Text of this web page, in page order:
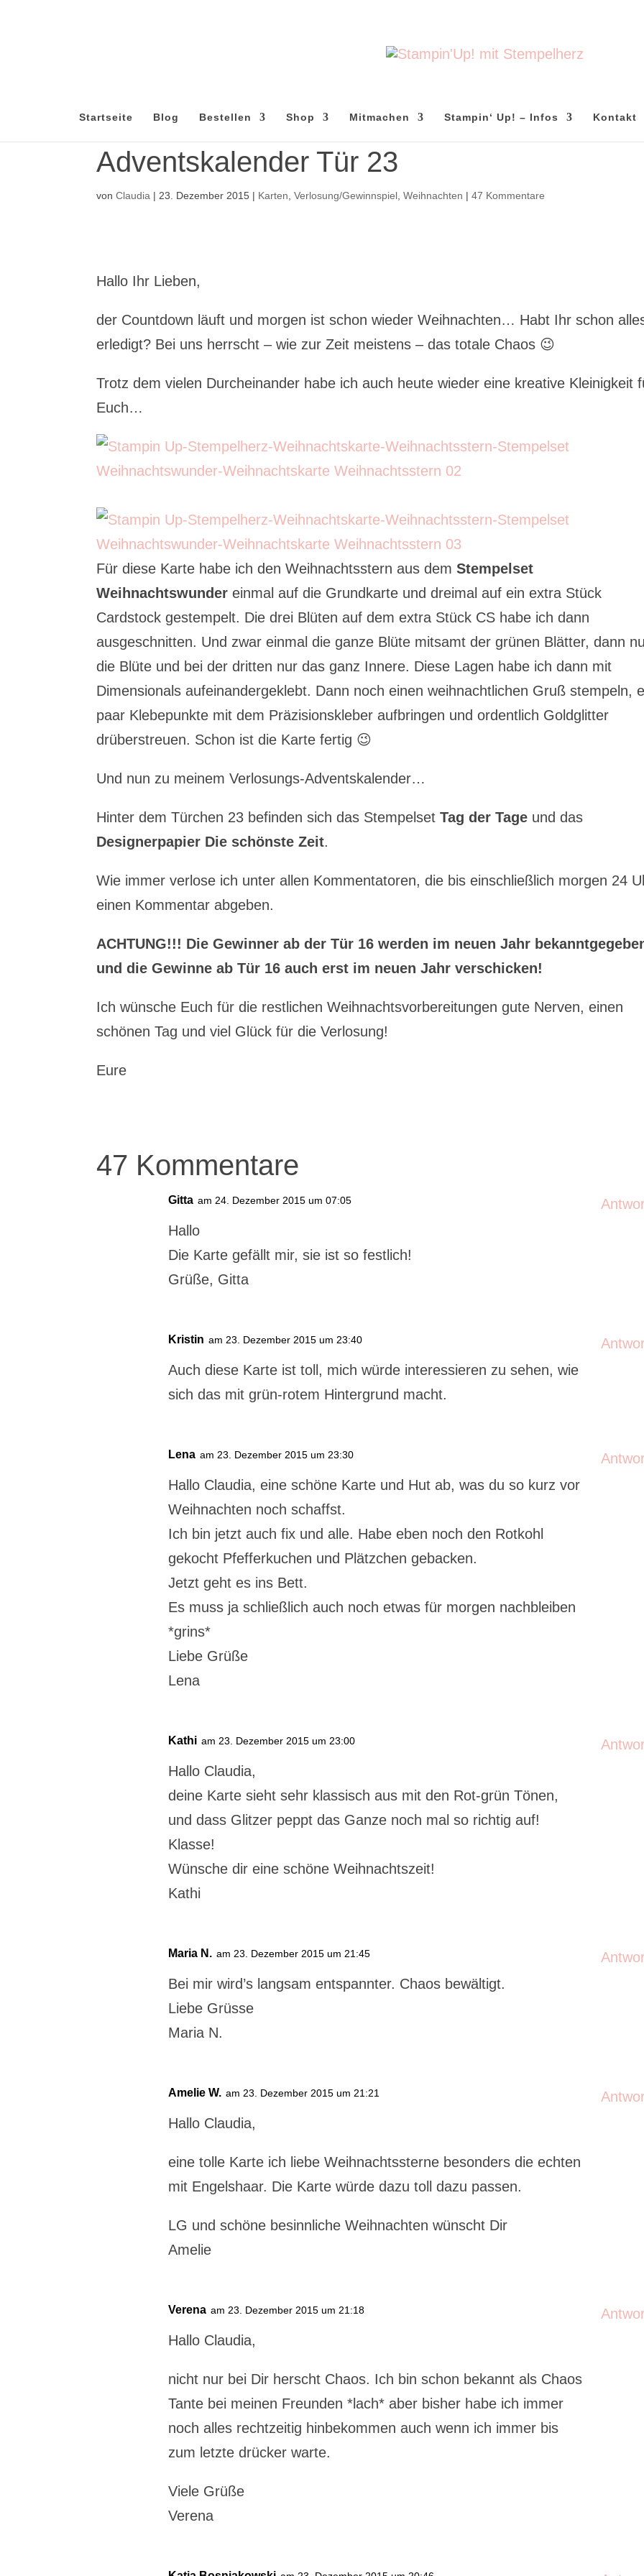
Startseite Blog Bestellen Shop Mitmachen Stampin‘ Up! – Infos Kontakt
Adventskalender Tür 23
vonClaudia | 23. Dezember 2015 | Karten ,Verlosung/Gewinnspiel ,Weihnachten |47 Kommentare
Hallo Ihr Lieben,
der Countdown läuft und morgen ist schon wieder Weihnachten… Habt Ihr schon
erledigt? Bei uns herrscht – wie zur Zeit meistens – das totale Chaos 😉
Trotz dem vielen Durcheinander habe ich auch heute wieder eine kreative Kleinigkeit
Euch…
Für diese Karte habe ich den Weihnachtsstern aus demStempelset
Weihnachtswunder einmal auf die Grundkarte und dreimal auf ein extra Stück
Cardstock gestempelt. Die drei Blüten auf dem extra Stück CS habe ich dann
ausgeschnitten. Und zwar einmal die ganze Blüte mitsamt der grünen Blätter, dann
die Blüte und bei der dritten nur das ganz Innere. Diese Lagen habe ich dann mit
Dimensionals aufeinandergeklebt. Dann noch einen weihnachtlichen Gruß stempeln,
paar Klebepunkte mit dem Präzisionskleber aufbringen und ordentlich Goldglitter
drüberstreuen. Schon ist die Karte fertig 😉
Und nun zu meinem Verlosungs-Adventskalender…
Hinter dem Türchen 23 befinden sich das StempelsetTag der Tage und das
Designerpapier Die schönste Zeit.
Wie immer verlose ich unter allen Kommentatoren, die bis einschließlich morgen 24
einen Kommentar abgeben.
ACHTUNG!!! Die Gewinner ab der Tür 16 werden im neuen Jahr
und die Gewinne ab Tür 16 auch erst im neuen Jahr verschicken!
Ich wünsche Euch für die restlichen Weihnachtsvorbereitungen gute Nerven, einen
schönen Tag und viel Glück für die Verlosung!
Eure
47 Kommentare
Gitta am 24. Dezember 2015 um 07:05
Hallo
Die Karte gefällt mir, sie ist so festlich!
Grüße, Gitta
Kristin am 23. Dezember 2015 um 23:40
Auch diese Karte ist toll, mich würde interessieren zu sehen, wie
sich das mit grün-rotem Hintergrund macht.
Lena am 23. Dezember 2015 um 23:30
Hallo Claudia, eine schöne Karte und Hut ab, was du so kurz vor
Weihnachten noch schaffst.
Ich bin jetzt auch fix und alle. Habe eben noch den Rotkohl
gekocht Pfefferkuchen und Plätzchen gebacken.
Jetzt geht es ins Bett.
Es muss ja schließlich auch noch etwas für morgen nachbleiben
*grins*
Liebe Grüße
Lena
Kathi am 23. Dezember 2015 um 23:00
Hallo Claudia,
deine Karte sieht sehr klassisch aus mit den Rot-grün Tönen,
und dass Glitzer peppt das Ganze noch mal so richtig auf!
Klasse!
Wünsche dir eine schöne Weihnachtszeit!
Kathi
Maria N. am 23. Dezember 2015 um 21:45
Bei mir wird’s langsam entspannter. Chaos bewältigt.
Liebe Grüsse
Maria N.
Amelie W. am 23. Dezember 2015 um 21:21
Hallo Claudia,
eine tolle Karte ich liebe Weihnachtssterne besonders die echten
mit Engelshaar. Die Karte würde dazu toll dazu passen.
LG und schöne besinnliche Weihnachten wünscht Dir
Amelie
Verena am 23. Dezember 2015 um 21:18
Hallo Claudia,
nicht nur bei Dir herscht Chaos. Ich bin schon bekannt als Chaos
Tante bei meinen Freunden *lach* aber bisher habe ich immer
noch alles rechtzeitig hinbekommen auch wenn ich immer bis
zum letzte drücker warte.
Viele Grüße
Verena